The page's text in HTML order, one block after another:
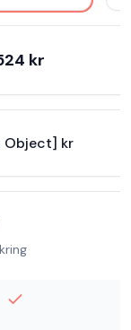
kr
Object] kr